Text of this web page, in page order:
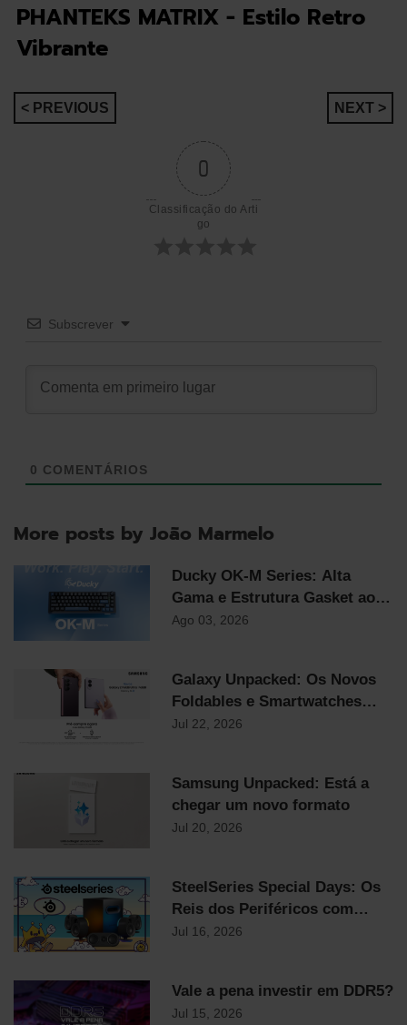
PHANTEKS MATRIX - Estilo Retro
Vibrante
Navegação
< PREVIOUS NEXT >
0
Classificação do Arti
go
Subscrever
0 COMENTÁRIOS
More posts by João Marmelo
Ducky OK-M Series: Alta
Gama e Estrutura Gasket ao
Preço Mais Competitivo do
Ago 03, 2026
Galaxy Unpacked: Os Novos
Foldables e Smartwatches
Samsung já chegaram!
Jul 22, 2026
Samsung Unpacked: Está a
chegar um novo formato
Jul 20, 2026
SteelSeries Special Days: Os
Reis dos Periféricos com
Descontos Flash Até
Jul 16, 2026
Vale a pena investir em DDR5?
Jul 15, 2026